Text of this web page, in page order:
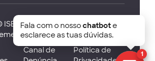
Lisbon School of Economics
2026
Canal de
Política de
1
Fala com o nossochatbote
esclarece as tuas dúvidas.